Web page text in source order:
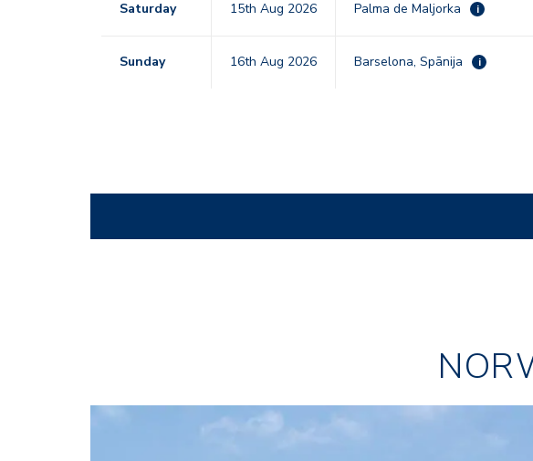
Saturday 15th Aug 2026 Palma de Maljorka i
Sunday 16th Aug 2026 Barselona, Spānija i
Cuisine